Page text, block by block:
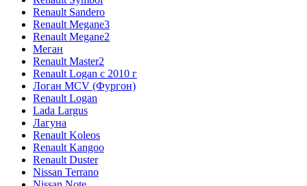
Renault Sandero
Renault Megane3
Renault Megane2
Меган
Renault Master2
Renault Logan c 2010 г
Логан МСV (Фургон)
Renault Logan
Lada Largus
Лагуна
Renault Koleos
Renault Kangoo
Renault Duster
Nissan Terrano